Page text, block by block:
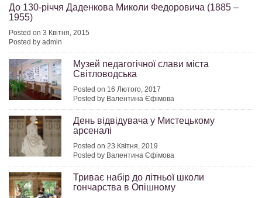
До 130-річчя Даденкова Миколи Федоровича (1885 –
1955)
Posted on 3 Квітня, 2015
Posted by admin
Музей педагогічної слави міста
Світловодська
Posted on 16 Лютого, 2017
Posted by Валентина Єфімова
День відвідувача у Мистецькому
арсеналі
Posted on 23 Квітня, 2019
Posted by Валентина Єфімова
Триває набір до літньої школи
гончарства в Опішному